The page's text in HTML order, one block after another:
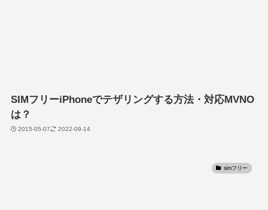
SIMフリーiPhoneでテザリングする方法・対応MVNO
は？
2015-05-07 2022-09-14
simフリー